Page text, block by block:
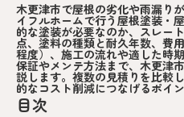
木更津市で屋根の劣化や雨漏り
イフルホームで行う屋根塗装・
的な塗装が必要なのか、スレー
点、塗料の種類と耐久年数、費
程度）、施工の流れや適した時
保証やメンテ方法まで、木更津
説します。複数の見積りを比較
的なコスト削減につなげるポイ
目次